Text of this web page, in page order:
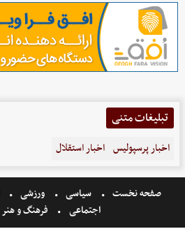
تبلیغات متنی
اخبار پرسپولیس اخبار استقلال
صفحه نخست سیاسی ورزشی
اجتماعی
فرهنگ و هنر